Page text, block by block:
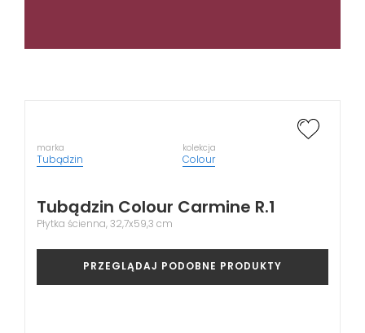
marka
Tubądzin
kolekcja
Colour
Tubądzin Colour Carmine R.1
Płytka ścienna, 32,7x59,3 cm
PRZEGLĄDAJ PODOBNE PRODUKTY